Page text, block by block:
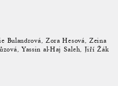
Bulandrová, Zora Hesová, Zeina
Yassin al-Haj Saleh, Jiří Žák